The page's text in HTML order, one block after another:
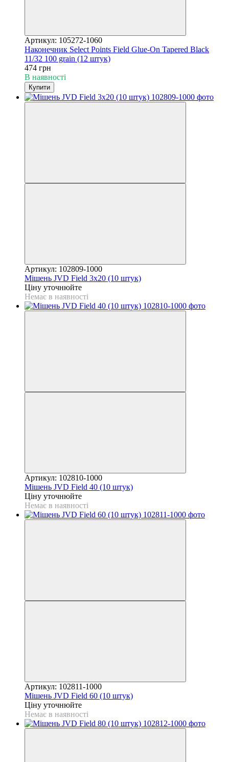
Артикул: 105272-1060
Наконечник Select Points Field Glue-On Tapered Black
11/32 100 grain (12 штук)
474 грн
В наявності
Купити
Артикул: 102809-1000
Мішень JVD Field 3х20 (10 штук)
Ціну уточнюйте
Немає в наявності
Артикул: 102810-1000
Мішень JVD Field 40 (10 штук)
Ціну уточнюйте
Немає в наявності
Артикул: 102811-1000
Мішень JVD Field 60 (10 штук)
Ціну уточнюйте
Немає в наявності